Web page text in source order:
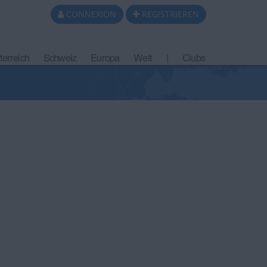
CONNEXION REGISTRIEREN
Schweiz Europa Welt Clubs